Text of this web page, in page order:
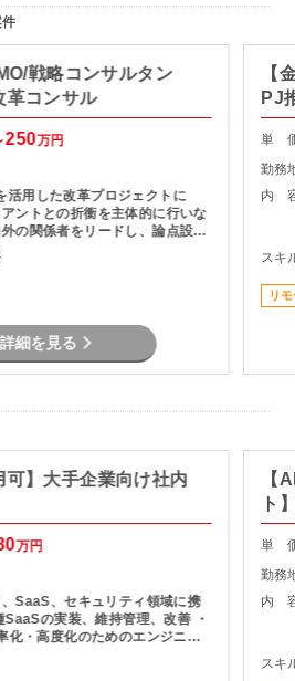
戦略コンサルタン
革コンサル
250万円
活用した改革プロジェクトに
ントとの折衝を主体的に行いな
の関係者をリードし、論点設
化を通じてタスクや意思決定を
PMO／戦略コンサルタントポジ
詳細を見る
【
PJ
単
勤務
内
スキ
リ
可】大手企業向け社内
万円
、SaaS、セキュリティ領域に携
SaaSの実装、維持管理、改善 ・
化・高度化のためのエンジニア
のシステム課題・障害に対す
と実装 ・社内NWやオンプレサ
【
ト
単
勤務
内
スキ